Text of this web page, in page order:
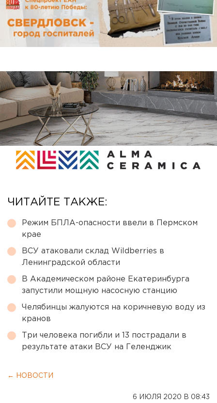
ЧИТАЙТЕ ТАКЖЕ:
Режим БПЛА-опасности ввели в Пермском
крае
ВСУ атаковали склад Wildberries в
Ленинградской области
В Академическом районе Екатеринбурга
запустили мощную насосную станцию
Челябинцы жалуются на коричневую воду из
кранов
Три человека погибли и 13 пострадали в
результате атаки ВСУ на Геленджик
← НОВОСТИ
6 ИЮЛЯ 2020 В 08:43